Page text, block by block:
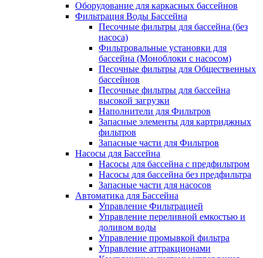
Оборудование для каркасных бассейнов
Фильтрация Воды Бассейна
Песочные фильтры для бассейна (без
насоса)
Фильтровальные установки для
бассейна (Моноблоки с насосом)
Песочные фильтры для Общественных
бассейнов
Песочные фильтры для бассейна
высокой загрузки
Наполнители для Фильтров
Запасные элементы для картриджных
фильтров
Запасные части для Фильтров
Насосы для Бассейна
Насосы для бассейна с предфильтром
Насосы для бассейна без предфильтра
Запасные части для насосов
Автоматика для Бассейна
Управление Фильтрацией
Управление переливной емкостью и
доливом воды
Управление промывкой фильтра
Управление аттракционами